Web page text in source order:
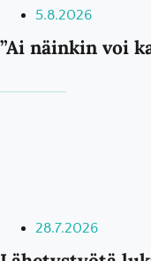
5.8.2026
”Ai näinkin voi
28.7.2026